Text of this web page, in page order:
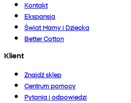
Kontakt
Ekspansja
Świat Mamy i Dziecka
Better Cotton
Klient
Znajdź sklep
Centrum pomocy
Pytania i odpowiedzi